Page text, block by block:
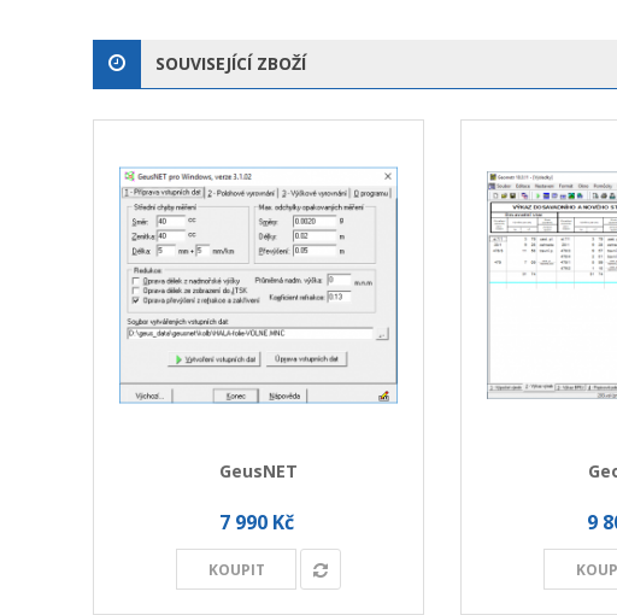
SOUVISEJÍCÍ ZBOŽÍ
GeusNET
7 990 Kč
KOUPIT
9